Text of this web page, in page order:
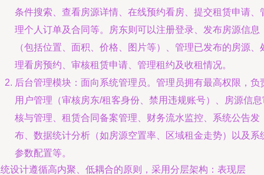
条件搜索、查看房源详情、在线预约看房、提交租赁申请、
理个人订单及合同等。房东则可以注册登录、发布房源信息
（包括位置、面积、价格、图片等）、管理已发布的房源、
理看房预约、审核租赁申请、管理租约及收租情况。
后台管理模块：面向系统管理员。管理员拥有最高权限，负
用户管理（审核房东/租客身份、禁用违规账号）、房源信息
核与管理、租赁合同备案管理、财务流水监控、系统公告发
布、数据统计分析（如房源空置率、区域租金走势）以及系
参数配置等。
设计遵循高内聚、低耦合的原则，采用分层架构：表现层